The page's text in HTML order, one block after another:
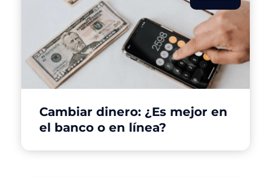
Cambiar dinero: ¿Es mejor en
el banco o en línea?